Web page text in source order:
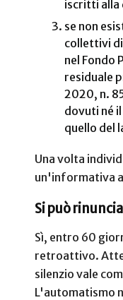
iscritti alla
se non
collettivi
nel Fondo
residuale
2020, n.
dovuti né
quello del
Una volta
un'informativa
Si può
Sì, entro 60
retroattivo.
silenzio vale
L'automatismo